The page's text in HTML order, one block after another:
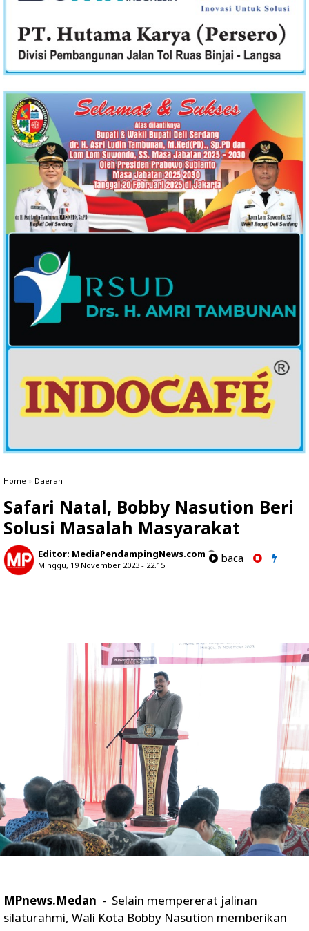
Home » Daerah
Safari Natal, Bobby Nasution Beri
Solusi Masalah Masyarakat
Editor: MediaPendampingNews.com
Minggu, 19 November 2023 - 22.15
baca
MPnews.Medan - Selain mempererat jalinan
silaturahmi, Wali Kota Bobby Nasution memberikan